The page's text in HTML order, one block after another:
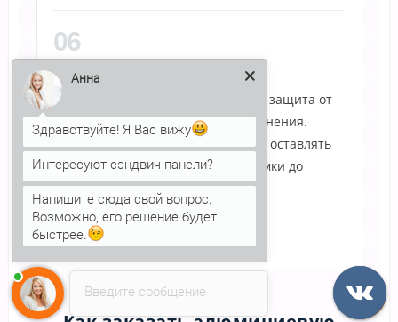
06
Приемка на площадке
Для разгрузки нужна ровная зона, защита от
грязи и место для временного хранения.
Нельзя тянуть элементы по земле, оставлять
пачки в воде или повреждать кромки до
монтажа.
Введите сообщение
Анна
Здравствуйте! Я Вас вижу
Интересуют сэндвич-панели?
Напишите сюда свой вопрос.
Возможно, его решение будет
быстрее.